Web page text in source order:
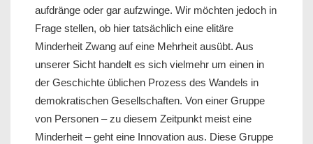
aufdränge oder gar aufzwinge. Wir möchten jedoch in
Frage stellen, ob hier tatsächlich eine elitäre
Minderheit Zwang auf eine Mehrheit ausübt. Aus
unserer Sicht handelt es sich vielmehr um einen in
der Geschichte üblichen Prozess des Wandels in
demokratischen Gesellschaften. Von einer Gruppe
von Personen – zu diesem Zeitpunkt meist eine
Minderheit – geht eine Innovation aus. Diese Gruppe